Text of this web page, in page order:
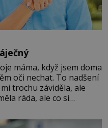
máma, když jsem doma
oči nechat. To nadšení
trochu záviděla, ale
ráda, ale co si
jiná doba, když